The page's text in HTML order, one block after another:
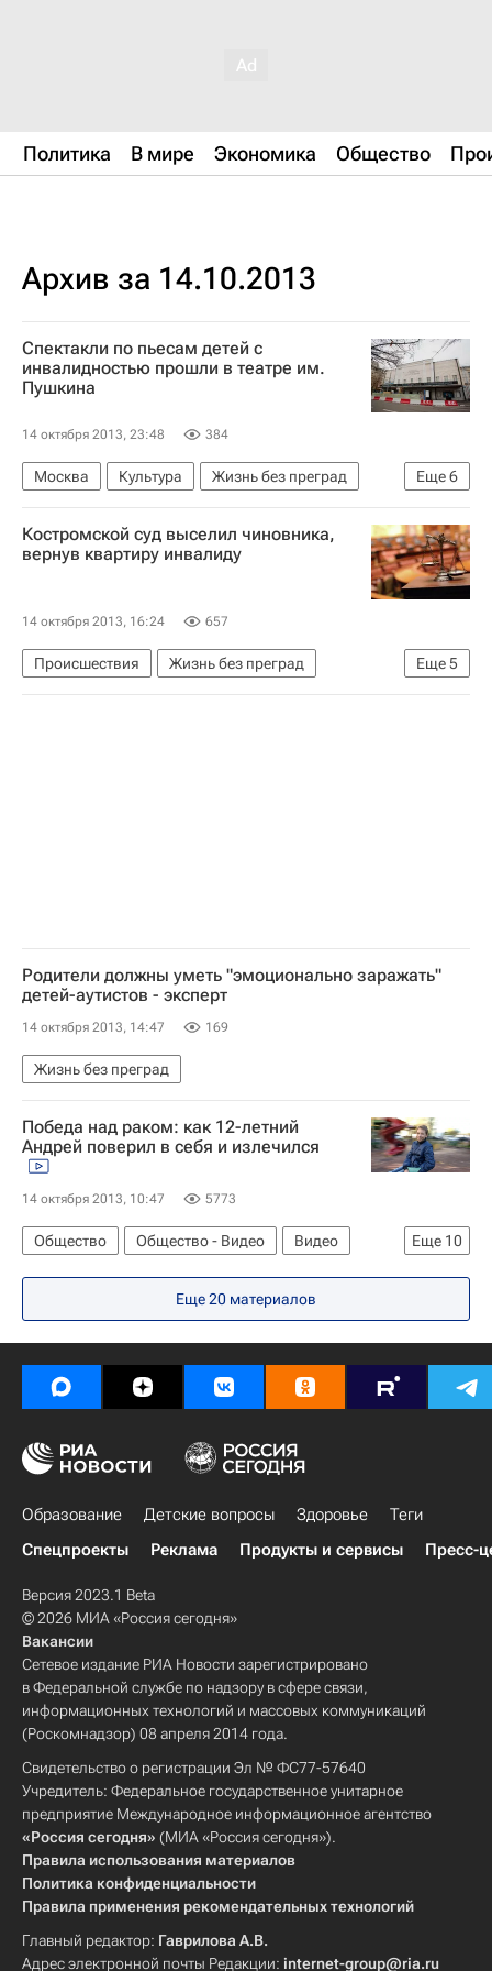
Политика В мире Экономика Общество
Архив за 14.10.2013
Спектакли по пьесам детей с
инвалидностью прошли в театре им.
Пушкина
14 октября 2013, 23:48 384
Еще6
Москва Культура
Жизнь без преград
Центральный ФО
Весь мир
Европа
Перспектива
Детские вопросы Россия
Костромской суд выселил чиновника,
вернув квартиру инвалиду
14 октября 2013, 16:24 657
Еще5
Происшествия
Жизнь без преград
Костромская область
Европа
Родители должны уметь "эмоционально заражать"
детей-аутистов - эксперт
14 октября 2013, 14:47 169
Жизнь без преград
Победа над раком: как 12-летний
Андрей поверил в себя и излечился
14 октября 2013, 10:47 5773
Еще 10
Общество Общество - Видео
Видео
Москва
Эфир
Жизнь без преград
Европа
Центральный ФО
Весь мир
Онкология: куда обратиться за помощью
Россия
Еще 20 материалов
Образование Детские вопросы Здоровье
Теги
Спецпроекты
Реклама Продукты и сервисы Пресс-
Версия 2023.1 Beta
© 2026 МИА «Россия сегодня»
Вакансии
Сетевое издание РИА Новости зарегистрировано
в Федеральной службе по надзору в сфере связи,
информационных технологий и массовых коммуникаций
(Роскомнадзор) 08 апреля 2014 года.
Свидетельство о регистрации Эл № ФС77-57640
Учредитель: Федеральное государственное унитарное
предприятие Международное информационное агентство
«Россия сегодня» (МИА «Россия сегодня»).
Правила использования материалов
Политика конфиденциальности
Правила применения рекомендательных технологий
Главный редактор: Гаврилова А.В.
Адрес электронной почты Редакции: internet-group@ria.ru